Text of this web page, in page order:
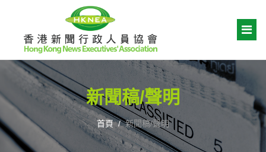
新聞稿/聲明
首頁 新聞稿/聲明